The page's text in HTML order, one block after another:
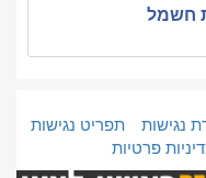
חשמל
נגישות
תפריט נגישות
פרטיות